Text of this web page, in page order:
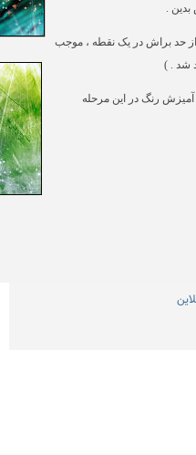
.
حد براش در یک نقطه ، موجب
شد . )
آمیزش رنگ در این مرحله